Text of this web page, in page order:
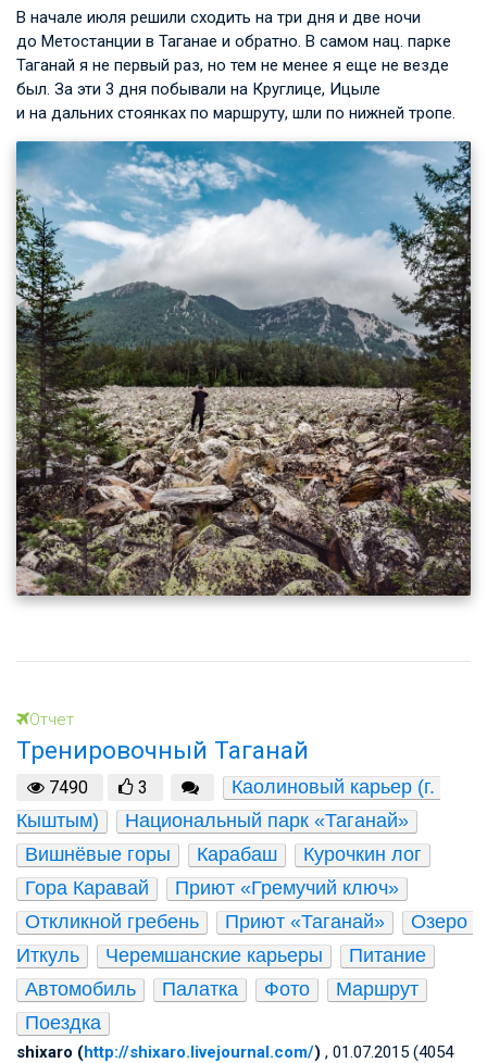
В начале июля решили сходить на три дня и две ночи
до Метостанции в Таганае и обратно. В самом нац. парке
Таганай я не первый раз, но тем не менее я еще не везде
был. За эти 3 дня побывали на Круглице, Ицыле
и на дальних стоянках по маршруту, шли по нижней тропе.
Отчет
Тренировочный Таганай
7490 3
Каолиновый карьер (г.
Кыштым)
Национальный парк «Таганай»
Вишнёвые горы
Карабаш
Курочкин лог
Гора Каравай
Приют «Гремучий ключ»
Откликной гребень
Приют «Таганай»
Озеро
Иткуль
Черемшанские карьеры
Питание
Автомобиль
Палатка Фото
Маршрут
Поездка
shixaro (http://shixaro.livejournal.com/) , 01.07.2015 (4054